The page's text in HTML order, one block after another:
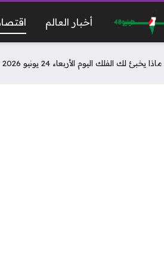
أخبار العالم
ماذا يخبئ لك الفلك اليوم الأربعاء 24 يونيو 2026